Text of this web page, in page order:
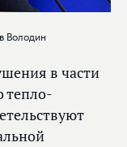
Володин
в части
тепло-